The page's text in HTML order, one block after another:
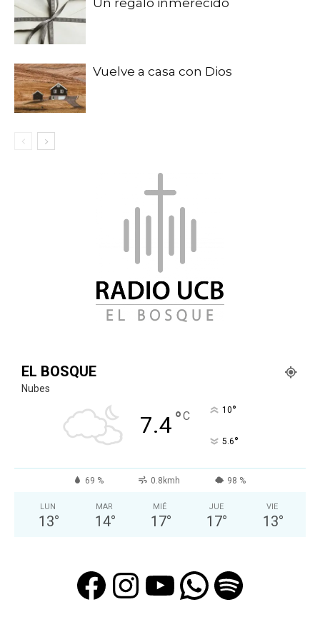
Vuelve a casa con Dios
EL BOSQUE
Nubes
7.4°C 10°
5.6°
69 % 0.8kmh 98 %
LUN
13°
MAR
14°
MIÉ
17°
JUE
17°
VIE
13°
Facebook
Instagram
YouTube